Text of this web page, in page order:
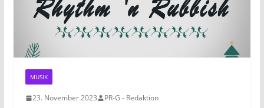
MUSIK
23. November 2023 PR-G - Redaktion